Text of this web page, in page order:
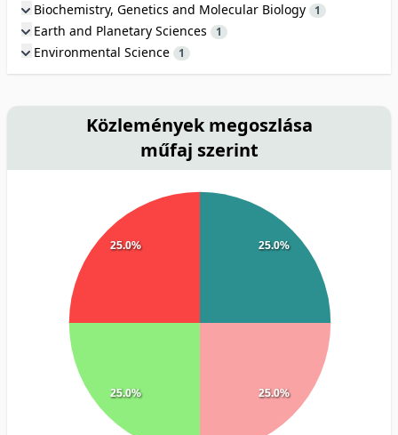
Biochemistry, Genetics and Molecular Biology 1
Earth and Planetary Sciences 1
Environmental Science 1
Közlemények megoszlása
műfaj szerint
25.0%
25.0%
25.0%
25.0%